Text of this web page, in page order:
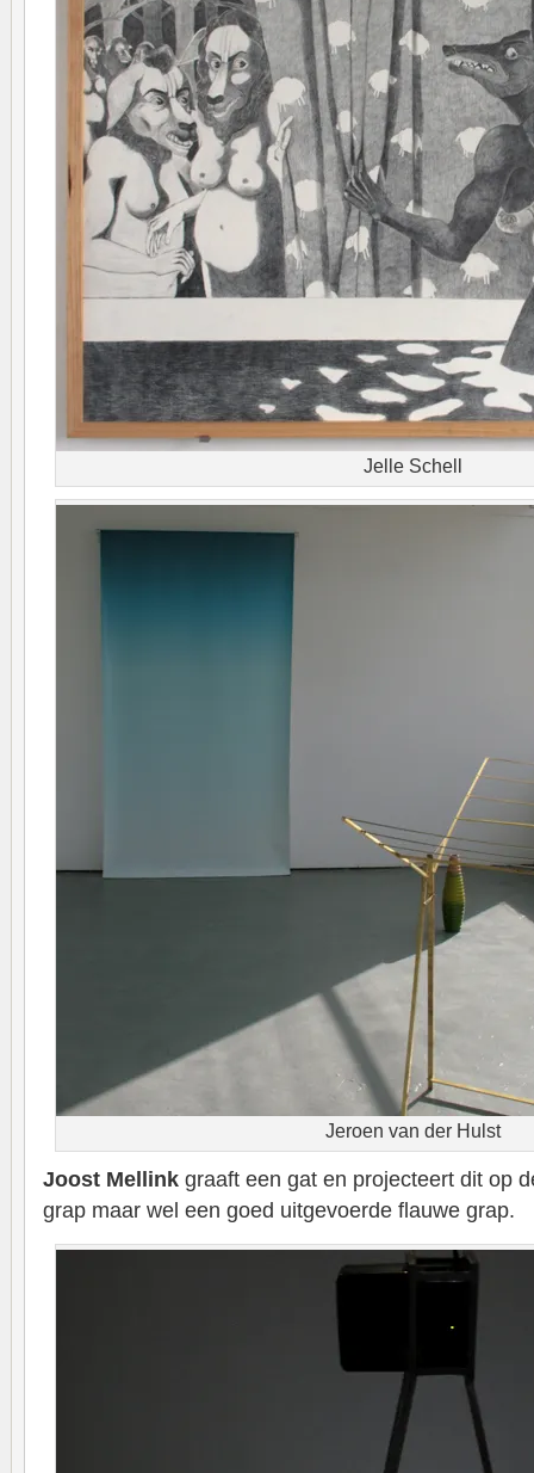
Jelle Schell
Jeroen van der Hulst
Joost Mellink graaft een gat en projecteert dit op
grap maar wel een goed uitgevoerde flauwe grap.